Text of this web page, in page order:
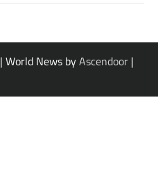
| World News byAscendoor |